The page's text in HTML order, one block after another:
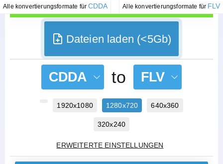
Alle konvertierungsformate fürCDDA Alle konvertierungsformate für FLV
Dateien laden (<5Gb)
CDDA to FLV
1920x1080 1280x720 640x360
320x240
ERWEITERTE EINSTELLUNGEN